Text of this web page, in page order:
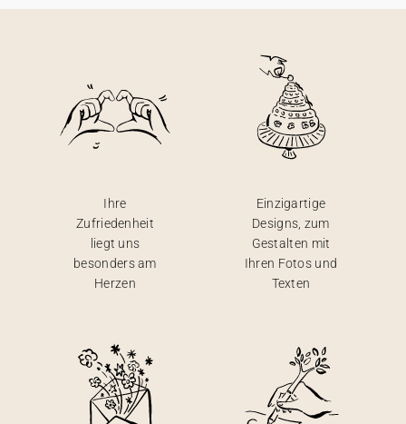
Ihre
Zufriedenheit
liegt uns
besonders am
Herzen
Einzigartige
Designs, zum
Gestalten mit
Ihren Fotos und
Texten